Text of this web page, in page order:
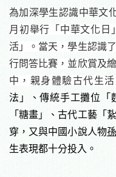
為加深學生認識中華文
月初舉行「中華文化日
活」。當天 ，學生認識
行問答比賽，並欣賞及
中，親身體驗古代生活
法」、傳統手工攤位「
「糖畫」、古代工藝「
穿，又與中國小說人物
生表現都十分投入。